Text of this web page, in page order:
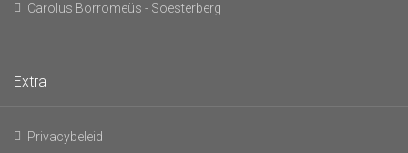
Carolus Borromeüs - Soesterberg
Extra
Privacybeleid